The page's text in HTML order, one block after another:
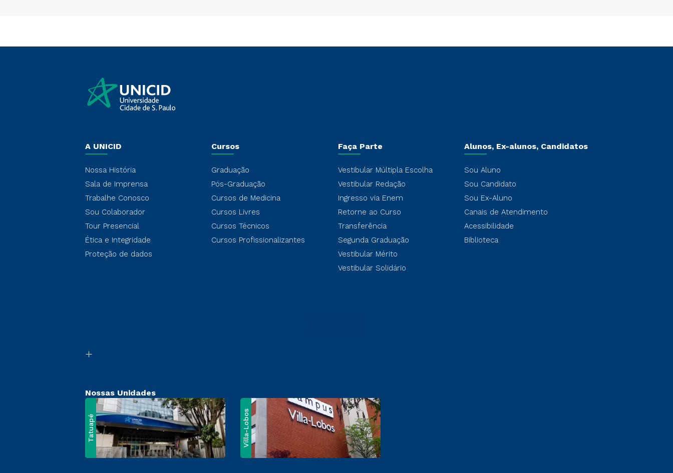
A UNICID
Nossa História
Sala de Imprensa
Trabalhe Conosco
Sou Colaborador
Tour Presencial
Ética e Integridade
Proteção de dados
Cursos
Graduação
Pós-Graduação
Cursos de Medicina
Cursos Livres
Cursos Técnicos
Cursos Profissionalizantes
Faça Parte
Vestibular Múltipla Escolha
Vestibular Redação
Ingresso via Enem
Retorne ao Curso
Transferência
Segunda Graduação
Vestibular Mérito
Vestibular Solidário
Alunos, Ex-alunos, Candidatos
Sou Aluno
Sou Candidato
Sou Ex-Aluno
Canais de Atendimento
Acessibilidade
Biblioteca
Nossas Unidades
Tatuapé Villa-Lobos